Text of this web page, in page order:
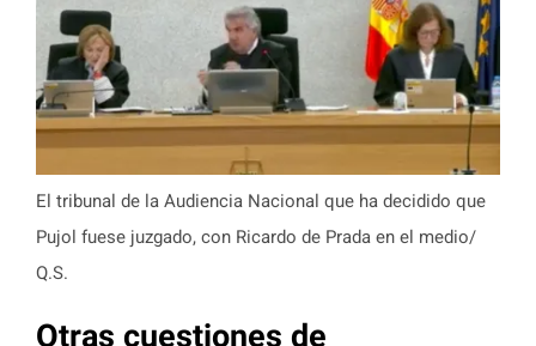
El tribunal de la Audiencia Nacional que ha decidido que
Pujol fuese juzgado, con Ricardo de Prada en el medio/
Q.S.
Otras cuestiones de